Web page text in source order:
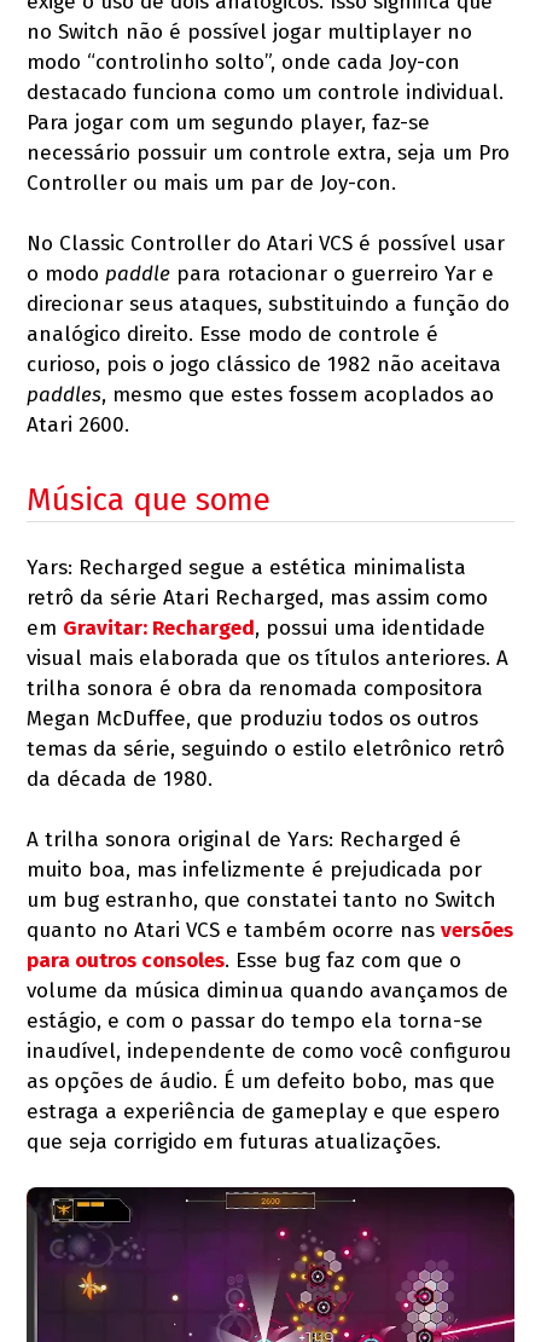
no Switch não é possível jogar multiplayer no
modo “controlinho solto”, onde cada Joy-con
destacado funciona como um controle individual.
Para jogar com um segundo player, faz-se
necessário possuir um controle extra, seja um Pro
Controller ou mais um par de Joy-con.
No Classic Controller do Atari VCS é possível usar
o modopaddle para rotacionar o guerreiro Yar e
direcionar seus ataques, substituindo a função do
analógico direito. Esse modo de controle é
curioso, pois o jogo clássico de 1982 não aceitava
paddles, mesmo que estes fossem acoplados ao
Atari 2600.
Música que some
Yars: Recharged segue a estética minimalista
retrô da série Atari Recharged, mas assim como
em Gravitar: Recharged, possui uma identidade
visual mais elaborada que os títulos anteriores. A
trilha sonora é obra da renomada compositora
Megan McDuffee, que produziu todos os outros
temas da série, seguindo o estilo eletrônico retrô
da década de 1980.
A trilha sonora original de Yars: Recharged é
muito boa, mas infelizmente é prejudicada por
um bug estranho, que constatei tanto no Switch
quanto no Atari VCS e também ocorre nasversões
para outros consoles. Esse bug faz com que o
volume da música diminua quando avançamos de
estágio, e com o passar do tempo ela torna-se
inaudível, independente de como você configurou
as opções de áudio. É um defeito bobo, mas que
estraga a experiência de gameplay e que espero
que seja corrigido em futuras atualizações.